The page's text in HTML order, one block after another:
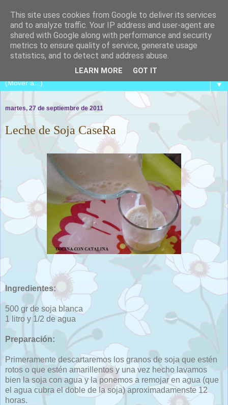
COCINA CON CATALINA
▼
martes, 27 de septiembre de 2011
Leche de Soja CaseRa
Ingredientes:
500 gr de soja blanca
1 litro y 1/2 de agua
Preparación:
Primeramente descartaremos los granos de soja que estén
rotos o que estén amarillentos y una vez hecho lavamos
bien la soja con agua y la ponemos a remojar en agua (que
el agua cubra el doble de la soja) aproximadamenste 12
horas.
This site uses cookies from Google to deliver its services
and to analyze traffic. Your IP address and user-agent are
shared with Google along with performance and security
metrics to ensure quality of service, generate usage
statistics, and to detect and address abuse.
LEARN MORE GOT IT